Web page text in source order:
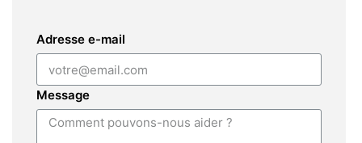
Adresse e-mail
Message